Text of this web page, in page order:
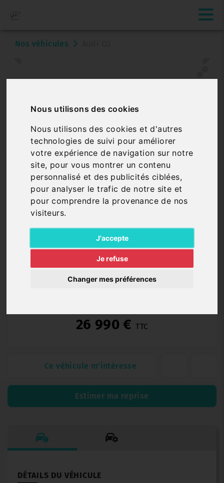
Nous utilisons des cookies
Nous utilisons des cookies et d'autres
technologies de suivi pour améliorer
votre expérience de navigation sur notre
site, pour vous montrer un contenu
personnalisé et des publicités ciblées,
pour analyser le trafic de notre site et
pour comprendre la provenance de nos
visiteurs.
J'accepte
Je refuse
Changer mes préférences
Nos véhicules
Véhicule vendu
AUDI Q2
35 TFSI 150 S TRONIC ADVANCED
Réf. 3504514 Véhicule sur parc
Essence 35 530 km 03/2023 Automatique
Spoticar Premium 12 (12 mois)
26 990 €TTC
Ce véhicule m'intéresse
Estimer ma reprise
DÉTAILS DU VÉHICULE